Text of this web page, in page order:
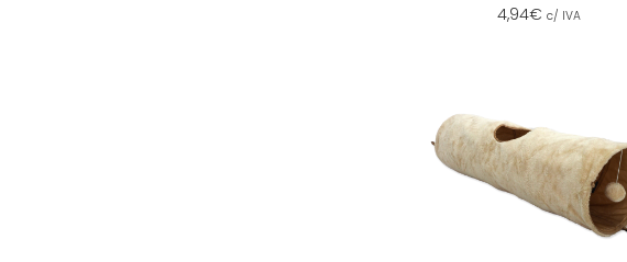
4,94€ c/ IVA